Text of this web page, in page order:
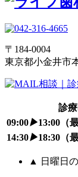
〒184-0004
東京都小金井市
診
09:00▶13:00 （
14:30▶18:30 （
▲ 日曜日の